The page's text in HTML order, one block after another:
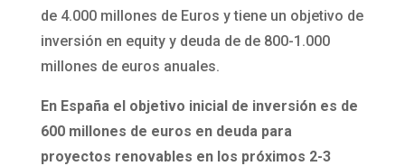
de 4.000 millones de Euros y tiene un objetivo de
inversión en equity y deuda de de 800-1.000
millones de euros anuales.
En España el objetivo inicial de inversión es de
600 millones de euros en deuda para
proyectos renovables en los próximos 2-3